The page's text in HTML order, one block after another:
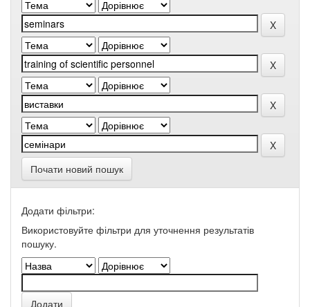
Почати новий пошук
Додати фільтри:
Використовуйте фільтри для уточнення результатів
пошуку.